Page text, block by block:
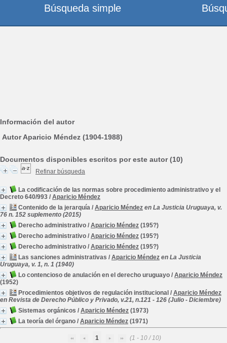
Información del autor
Autor Aparicio Méndez (1904-1988)
Documentos disponibles escritos por este autor (10)
Refinar búsqueda
La codificación de las normas sobre procedimiento administrativo y el
Decreto 640/993 / Aparicio Méndez
Contenido de la jerarquía / Aparicio Méndez en La Justicia Uruguaya, v.
76 n. 152 suplemento (2015)
Derecho administrativo / Aparicio Méndez (195?)
Derecho administrativo / Aparicio Méndez (195?)
Derecho administrativo / Aparicio Méndez (195?)
Las sanciones administrativas / Aparicio Méndez en La Justicia
Uruguaya, v. 1, n. 1 (1940)
Lo contencioso de anulación en el derecho uruguayo / Aparicio Méndez
(1952)
Procedimientos objetivos de regulación institucional / Aparicio Méndez
en Revista de Derecho Público y Privado, v.21, n.121 - 126 (Julio - Diciembre)
Sistemas orgánicos / Aparicio Méndez (1973)
La teoría del órgano / Aparicio Méndez (1971)
1 (1 - 10 / 10)
Búsqueda simple